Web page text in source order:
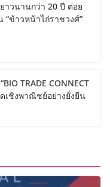
าวนานกว่า 20 ปี ต่อย
“ข้าวหน้าไก่ราชวงศ์”
TRADE CONNECT
ชิงพาณิชย์อย่างยั่งยืน